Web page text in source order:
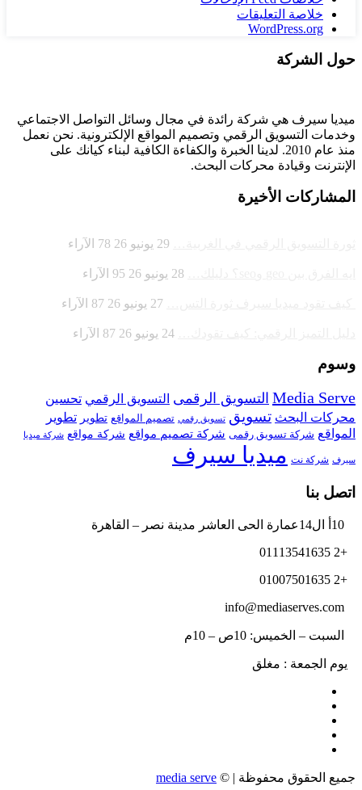
خلاصة التعليقات
WordPress.org
حول الشركة
ميديا ​​سيرف هي شركة رائدة في مجال وسائل التواصل الاجتماعي
وخدمات التسويق الرقمي وتصميم المواقع الإلكترونية. نحن نعمل
منذ عام 2010. لدينا الخبرة والكفاءة الكافية لبناء كيانك على
الإنترنت وقيادة محركات البحث.
المشاركات الأخيرة
29 يونيو 26 78 الآراء
28 يونيو 26 95 الآراء
27 يونيو 26 87 الآراء
24 يونيو 26 87 الآراء
وسوم
Media Serve التسويق الرقمى التسويق الرقمي تحسين
محركات البحث تسويق تسويق رقمي تصميم المواقع تطوير تطوير
المواقع شركة تسويق رقمى شركة تصميم مواقع شركة مواقع شركة ميديا
سيرف شركة نت ميديا سيرف
اتصل بنا
+2 01113541635
+2 01007501635
السبت – الخميس: 10ص – 10م
يوم الجمعة : مغلق
جميع الحقوق محفوظة | © media serve